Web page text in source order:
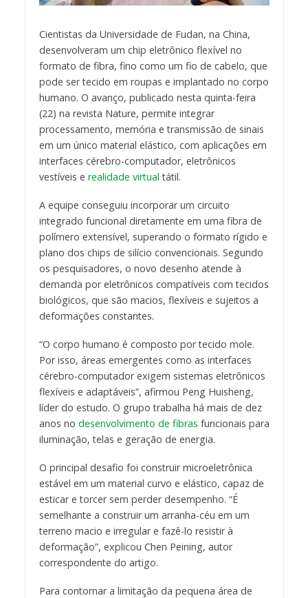
Cientistas da Universidade de Fudan, na China,
desenvolveram um chip eletrônico flexível no
formato de fibra, fino como um fio de cabelo, que
pode ser tecido em roupas e implantado no corpo
humano. O avanço, publicado nesta quinta-feira
(22) na revista Nature, permite integrar
processamento, memória e transmissão de sinais
em um único material elástico, com aplicações em
interfaces cérebro-computador, eletrônicos
vestíveis e realidade virtual tátil.
A equipe conseguiu incorporar um circuito
integrado funcional diretamente em uma fibra de
polímero extensível, superando o formato rígido e
plano dos chips de silício convencionais. Segundo
os pesquisadores, o novo desenho atende à
demanda por eletrônicos compatíveis com tecidos
biológicos, que são macios, flexíveis e sujeitos a
deformações constantes.
“O corpo humano é composto por tecido mole.
Por isso, áreas emergentes como as interfaces
cérebro-computador exigem sistemas eletrônicos
flexíveis e adaptáveis”, afirmou Peng Huisheng,
líder do estudo. O grupo trabalha há mais de dez
anos no desenvolvimento de fibras funcionais para
iluminação, telas e geração de energia.
O principal desafio foi construir microeletrônica
estável em um material curvo e elástico, capaz de
esticar e torcer sem perder desempenho. “É
semelhante a construir um arranha-céu em um
terreno macio e irregular e fazê-lo resistir à
deformação”, explicou Chen Peining, autor
correspondente do artigo.
Para contornar a limitação da pequena área de